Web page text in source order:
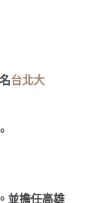
台北大
並擔任高雄